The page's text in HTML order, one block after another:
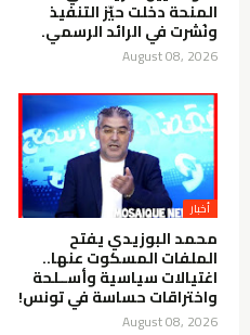
المنحة دخلت حيّز التنفيذ
ونُشرت في الرائد الرسمي.
August 08, 2026
أخبار
محمد البوزيدي يفتح
الملفات المسكوت عنها..
اغتيالات سياسية وأســلحة
واختراقات حساسة في تونس!
August 08, 2026